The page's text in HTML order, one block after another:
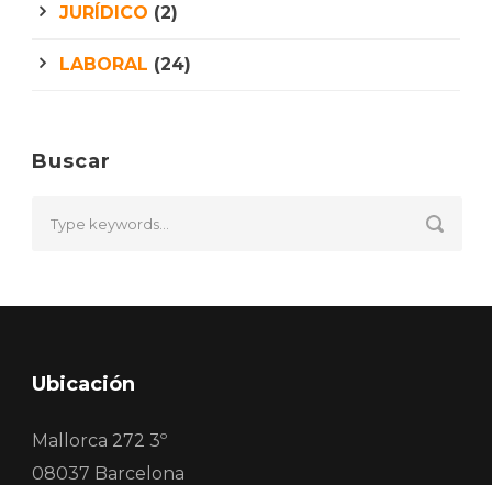
JURÍDICO (2)
LABORAL (24)
Buscar
Ubicación
Mallorca 272 3º
08037 Barcelona